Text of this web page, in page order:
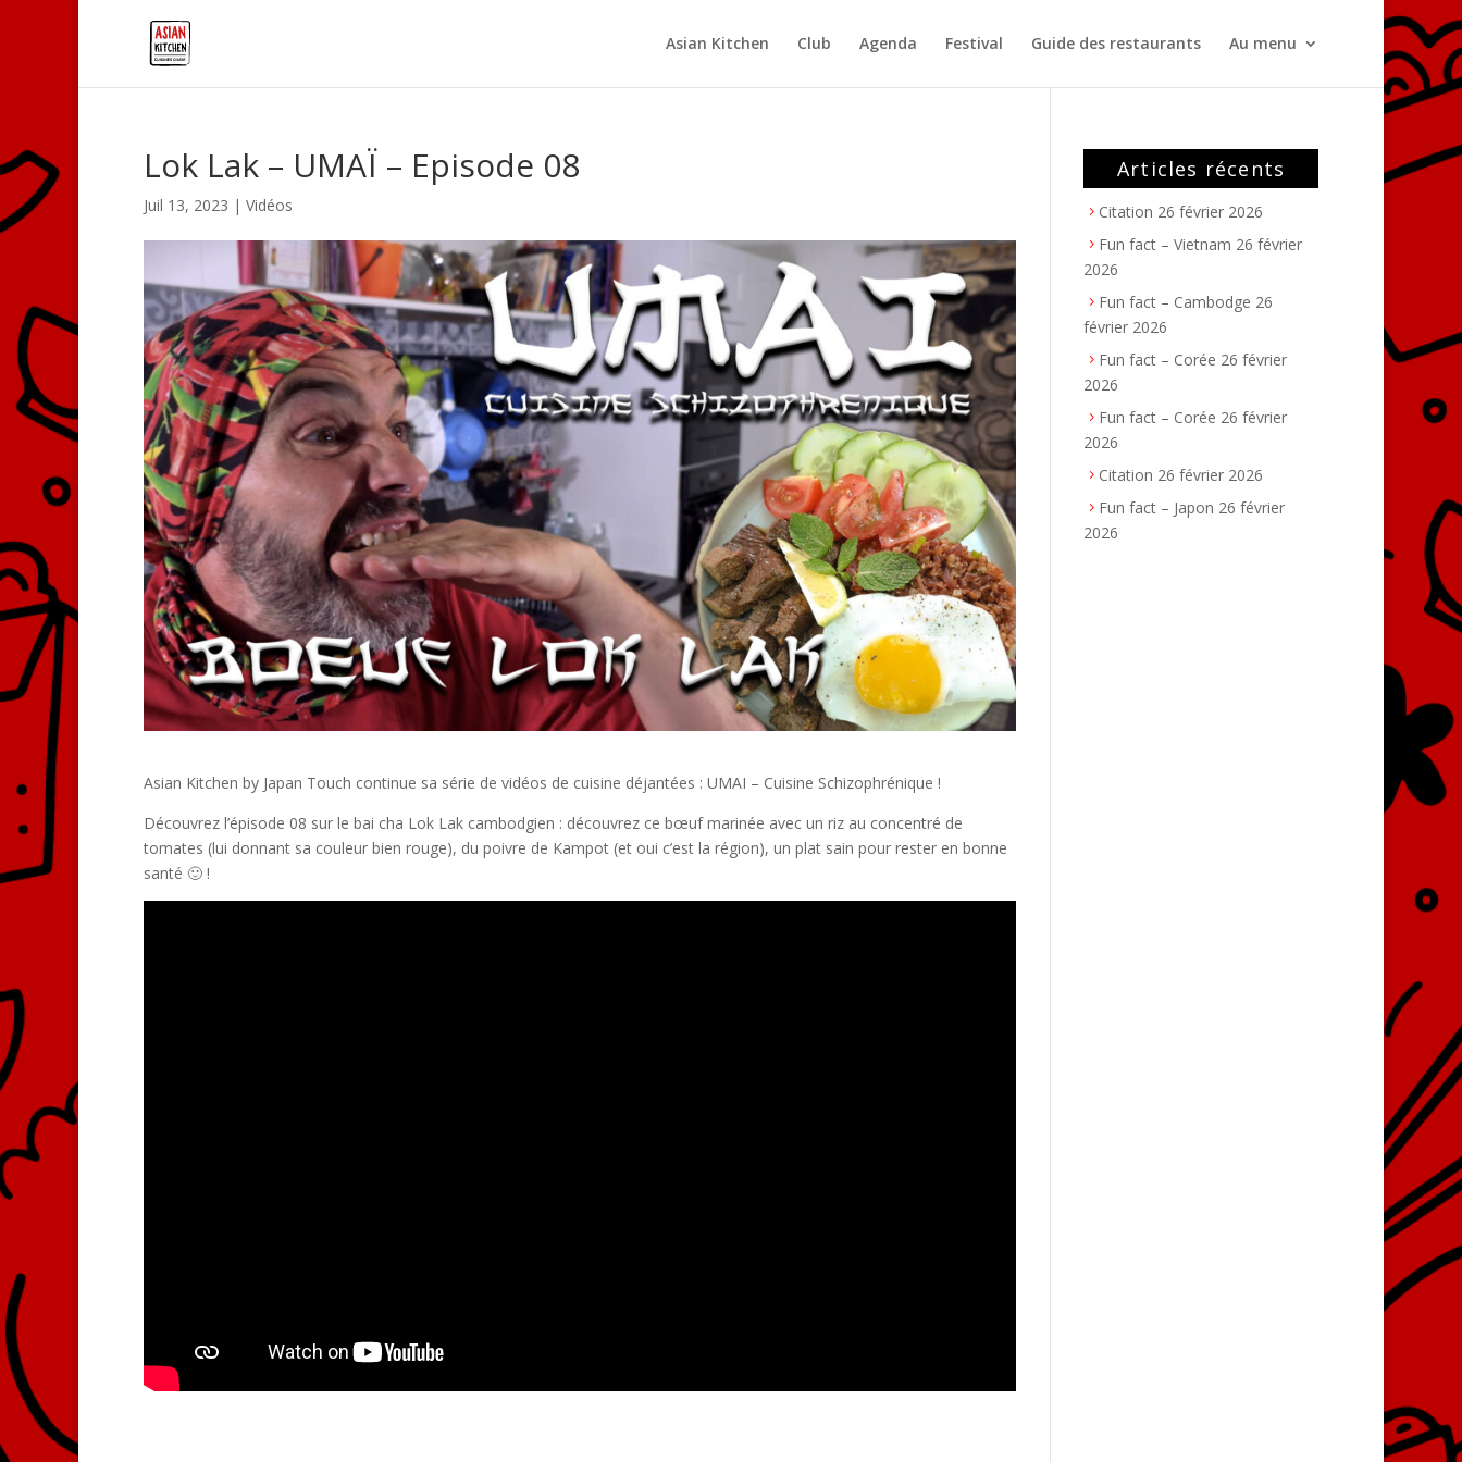
Asian Kitchen Club Agenda Festival Guide des restaurants Au menu
Lok Lak – UMAÏ – Episode 08
Juil 13, 2023 | Vidéos
Asian Kitchen by Japan Touch continue sa série de vidéos de cuisine déjantées : UMAI – Cuisine Schizophrénique !
Découvrez l’épisode 08 sur le bai cha Lok Lak cambodgien : découvrez ce bœuf marinée avec un riz au concentré de
tomates (lui donnant sa couleur bien rouge), du poivre de Kampot (et oui c’est la région), un plat sain pour rester en bonne
santé 🙂 !
Articles récents
Citation 26 février 2026
Fun fact – Vietnam 26 février
2026
Fun fact – Cambodge 26
février 2026
Fun fact – Corée 26 février
2026
Fun fact – Corée 26 février
2026
Citation 26 février 2026
Fun fact – Japon 26 février
2026